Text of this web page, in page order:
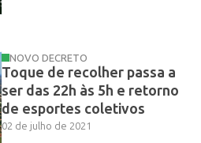
NOVO DECRETO
Toque de recolher passa a
ser das 22h às 5h e retorno
de esportes coletivos
02 de julho de 2021